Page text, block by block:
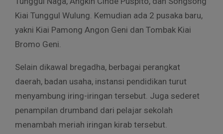
Kiai Tunggul Wulung. Kemudian ada 2 pusaka baru,
yakni Kiai Pamong Angon Geni dan Tombak Kiai
Bromo Geni.
Selain dikawal bregadha, berbagai perangkat
daerah, badan usaha, instansi pendidikan turut
menyambung iring-iringan tersebut. Juga sederet
penampilan drumband dari pelajar sekolah
menambah meriah iringan kirab tersebut.